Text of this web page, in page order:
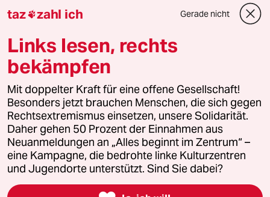
Downloads für Abonnierende
© 2026 taz Verlags und Vertriebs GmbH
Alle Rechte vorbehalten. Bei rechtlichen Fragen oder für Genehmigungen
wenden Sie sich bitte an
lizenzen@taz.de
Feedback Redaktionsstatut Kommune-Richtlinien
Leitlinie Informant Datenschutz Impressum AGB
Seitenwende Einwilligungen widerrufen (Ads)
taz zahl ich Gerade nicht
Links lesen, rechts
bekämpfen
Mit doppelter Kraft für eine offene Gesellschaft!
Besonders jetzt brauchen Menschen, die sich gegen
Rechtsextremismus einsetzen, unsere Solidarität.
Daher gehen 50 Prozent der Einnahmen aus
Neuanmeldungen an „Alles beginnt im Zentrum“ –
eine Kampagne, die bedrohte linke Kulturzentren
und Jugendorte unterstützt. Sind Sie dabei?